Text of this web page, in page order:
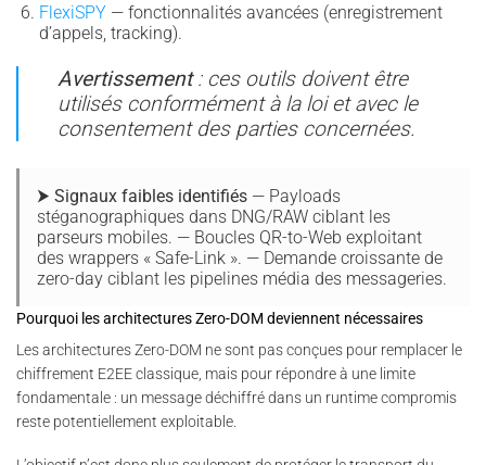
FlexiSPY— fonctionnalités avancées (enregistrement
d’appels, tracking).
Avertissement: ces outils doivent être
utilisés conformément à la loi et avec le
consentement des parties concernées.
⮞ Signaux faibles identifiés — Payloads
stéganographiques dans DNG/RAW ciblant les
parseurs mobiles. — Boucles QR-to-Web exploitant
des wrappers « Safe-Link ». — Demande croissante de
zero-day ciblant les pipelines média des messageries.
Pourquoi les architectures Zero-DOM deviennent nécessaires
Les architectures Zero-DOM ne sont pas conçues pour remplacer le
chiffrement E2EE classique, mais pour répondre à une limite
fondamentale : un message déchiffré dans un runtime compromis
reste potentiellement exploitable.